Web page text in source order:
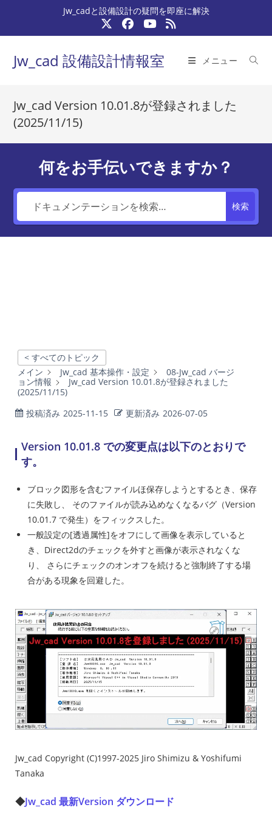
テ
プ
Jw_cadと設備設計の疑問を即座に解決
Jw_cad 設備設計情報室 メニュー
Jw_cad Version 10.01.8が登録されました
(2025/11/15)
何をお手伝いできますか？
検索
< すべてのトピック
メイン
Jw_cad 基本操作・設定
08-Jw_cad バージ
ョン情報
Jw_cad Version 10.01.8が登録されました
(2025/11/15)
投稿済み 2025-11-15 更新済み 2026-07-05
Version 10.01.8 での変更点は以下のとおりで
す。
ブロック図形を含むファイルほ保存しようとするとき、保存
に失敗し、 そのファイルが読み込めなくなるバグ（Version
10.01.7 で発生）をフィックスした。
一般設定の[透過属性]をオフにして画像を表示していると
き、Direct2dのチェックを外すと画像が表示されなくな
り、 さらにチェックのオンオフを続けると強制終了する場
合がある現象を回避した。
Jw_cad Copyright (C)1997-2025 Jiro Shimizu & Yoshifumi
Tanaka
◆Jw_cad 最新Version ダウンロード